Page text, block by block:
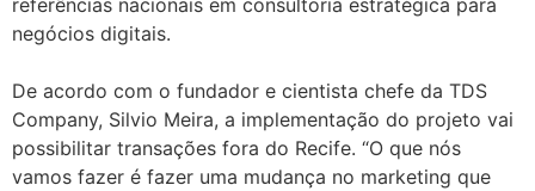
referências nacionais em consultoria estratégica para
negócios digitais.
De acordo com o fundador e cientista chefe da TDS
Company, Silvio Meira, a implementação do projeto vai
possibilitar transações fora do Recife. “O que nós
vamos fazer é fazer uma mudança no marketing que